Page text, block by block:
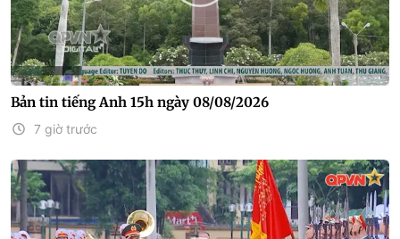
Bản tin tiếng Anh 15h ngày 08/08/2026
7 giờ trước